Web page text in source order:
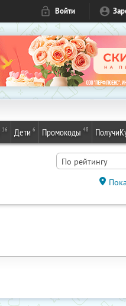
Войти
16 Дети 6 Промокоды 48
По рейтингу